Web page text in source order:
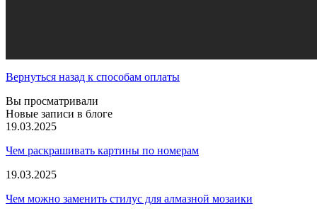
Вернуться назад к способам оплаты
Вы просматривали
Новые записи в блоге
19.03.2025
Чем раскрашивать картины по номерам
19.03.2025
Чем можно заменить стилус для алмазной мозаики